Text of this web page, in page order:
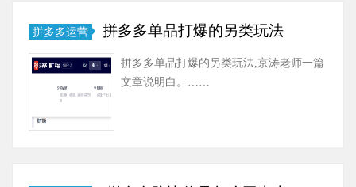
拼多多运营 拼多多单品打爆的另类玩法
拼多多单品打爆的另类玩法,京涛老师一篇
文章说明白。……